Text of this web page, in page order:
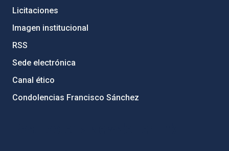
Licitaciones
Imagen institucional
RSS
Sede electrónica
Canal ético
Condolencias Francisco Sánchez